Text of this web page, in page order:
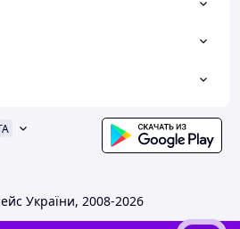
України, 2008-2026